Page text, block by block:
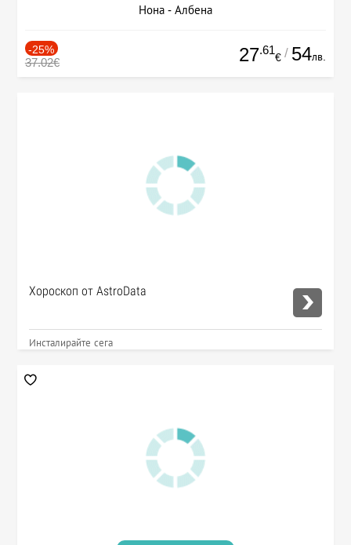
Нона - Албена
-25%
37.02€ 27.61
€ / 54лв.
Хороскоп от AstroData
Инсталирайте сега